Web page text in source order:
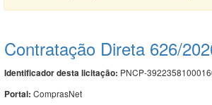
Contratação Direta 626/
Identificador desta licitação: PNCP-
Portal: ComprasNet